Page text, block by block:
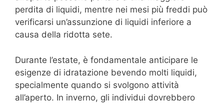
perdita di liquidi, mentre nei mesi più freddi può
verificarsi un’assunzione di liquidi inferiore a
causa della ridotta sete.
Durante l’estate, è fondamentale anticipare le
esigenze di idratazione bevendo molti liquidi,
specialmente quando si svolgono attività
all’aperto. In inverno, gli individui dovrebbero